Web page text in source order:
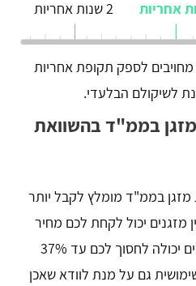
2 שנות אחריות
לספק תקופת אחריות
לשיקולם הבלעדי.
בממ"ד בהשוואת
בממ"ד מומלץ לקבל יותר
יכול לקחת לכם מחיר
שונה, ולמעשה השוואת מחירים יכולה לחסוך לכם עד 37%
גם על מנת לוודא שאכן